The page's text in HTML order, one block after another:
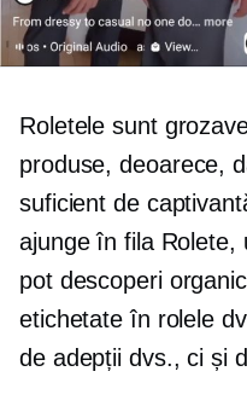
Roletele sunt
produse, deoarece,
suficient de
ajunge în fila Rolete,
pot descoperi
etichetate în rolele
de adepții dvs., ci și